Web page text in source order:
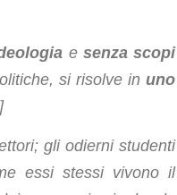
e senza scopi
si risolve in uno
gli odierni studenti
essi stessi vivono il